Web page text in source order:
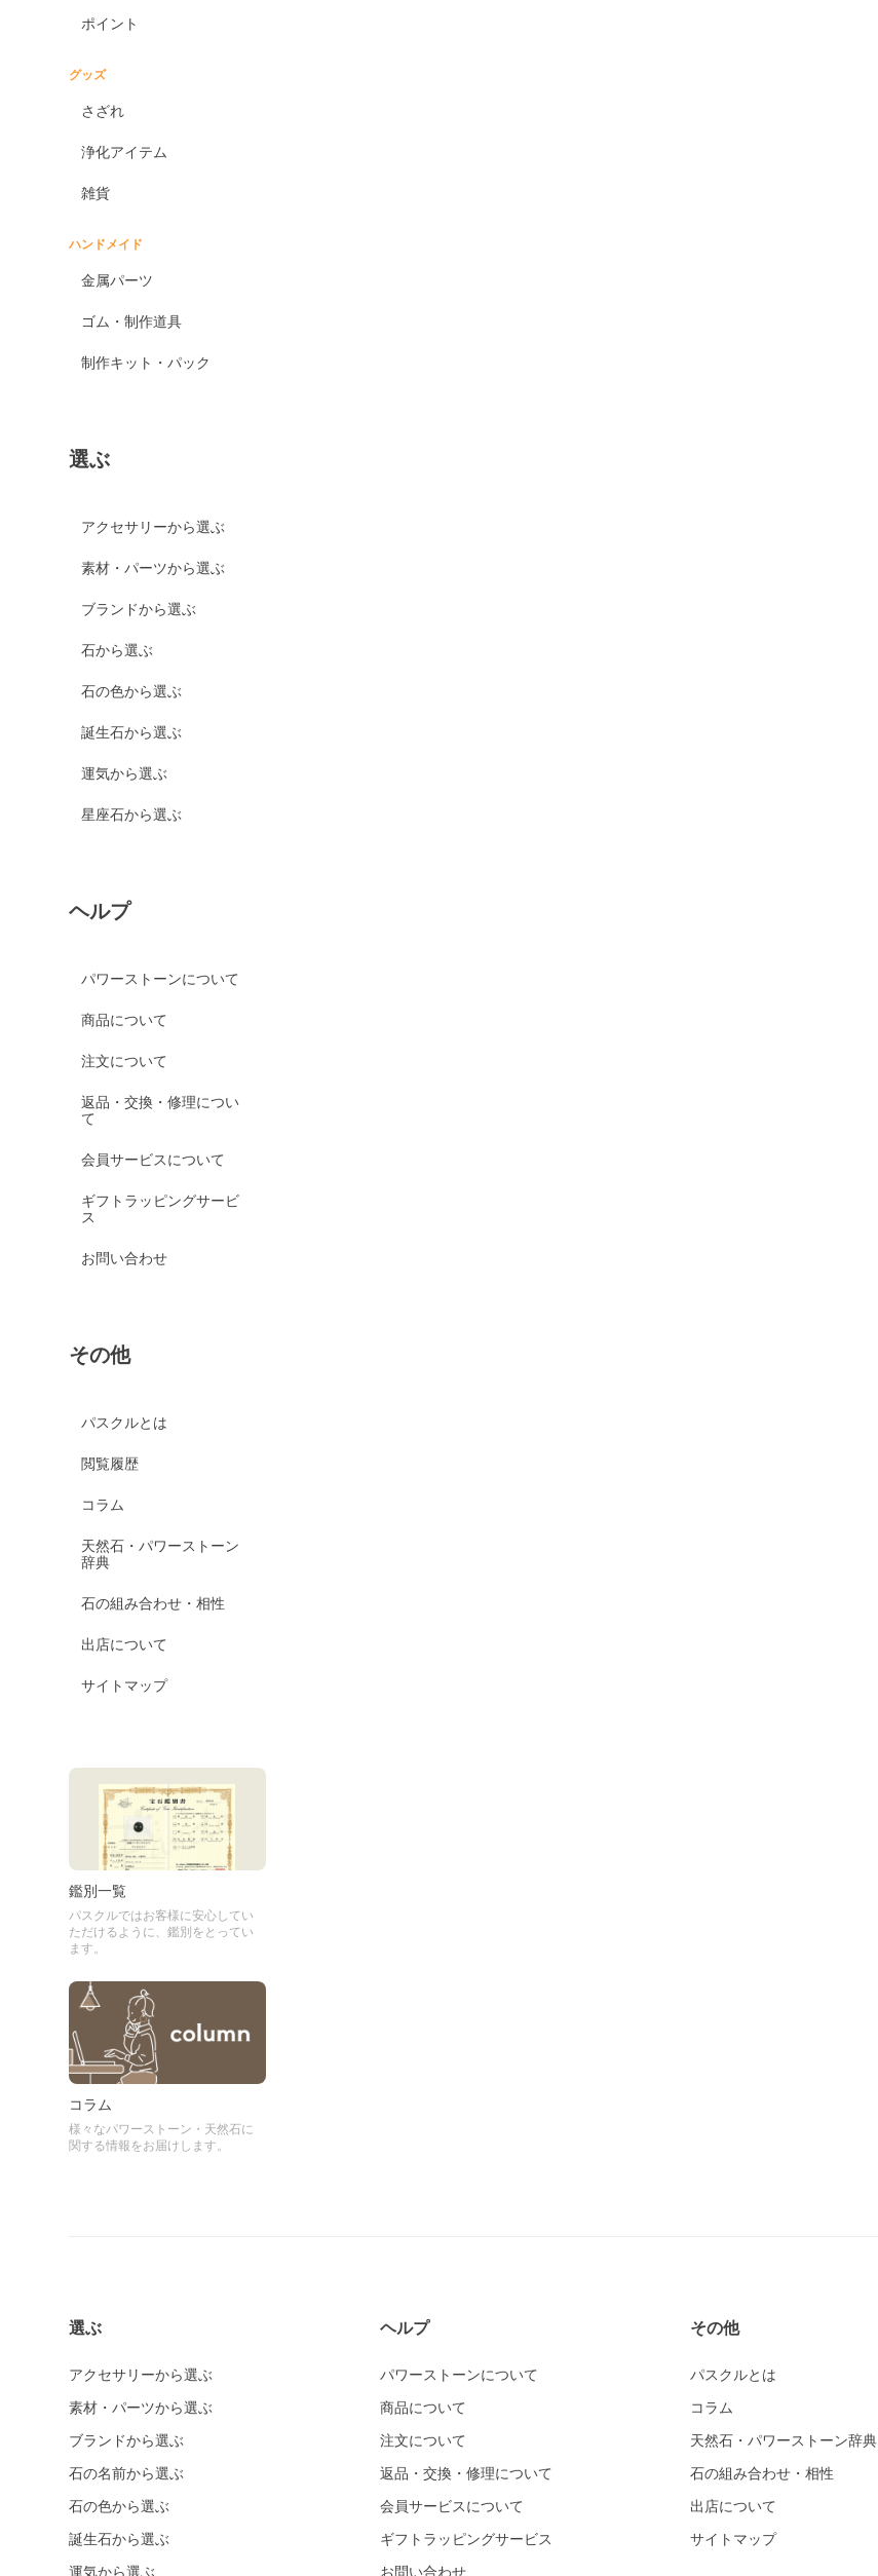
ポイント
グッズ
さざれ
浄化アイテム
雑貨
ハンドメイド
金属パーツ
ゴム・制作道具
制作キット・パック
選ぶ
アクセサリーから選ぶ
素材・パーツから選ぶ
ブランドから選ぶ
石から選ぶ
石の色から選ぶ
誕生石から選ぶ
運気から選ぶ
星座石から選ぶ
ヘルプ
パワーストーンについて
商品について
注文について
返品・交換・修理につい
て
会員サービスについて
ギフトラッピングサービ
ス
お問い合わせ
その他
パスクルとは
閲覧履歴
コラム
天然石・パワーストーン
辞典
石の組み合わせ・相性
出店について
サイトマップ
鑑別一覧
パスクルではお客様に安心してい
ただけるように、鑑別をとってい
ます。
コラム
様々なパワーストーン・天然石に
関する情報をお届けします。
選ぶ
アクセサリーから選ぶ
素材・パーツから選ぶ
ブランドから選ぶ
石の名前から選ぶ
石の色から選ぶ
誕生石から選ぶ
運気から選ぶ
ヘルプ
パワーストーンについて
商品について
注文について
返品・交換・修理について
会員サービスについて
ギフトラッピングサービス
お問い合わせ
その他
パスクルとは
コラム
天然石・パワーストーン辞典
石の組み合わせ・相性
出店について
サイトマップ